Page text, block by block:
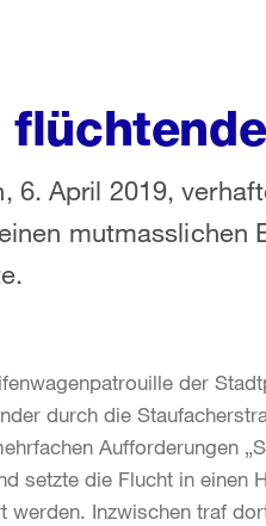
6. April 2019,
mutmasslichen
der
durch die
Aufforderungen
setzte die Flucht in
werden. Inzwischen traf